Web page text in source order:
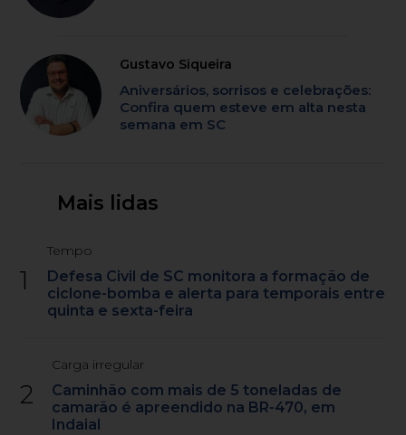
Gustavo Siqueira
Aniversários, sorrisos e celebrações:
Confira quem esteve em alta nesta
semana em SC
Mais lidas
1
Tempo
Defesa Civil de SC monitora a formação de
ciclone-bomba e alerta para temporais entre
quinta e sexta-feira
2
Carga irregular
Caminhão com mais de 5 toneladas de
camarão é apreendido na BR-470, em
Indaial